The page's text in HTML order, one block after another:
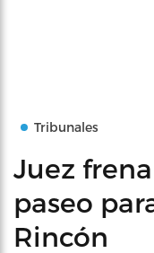
Tribunales
Juez
paseo
Rincón